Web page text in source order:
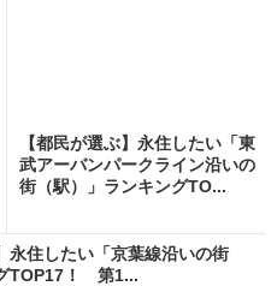
【都民が選ぶ】永住したい「東
武アーバンパークライン沿いの
街（駅）」ランキングTO...
永住したい「京葉線沿いの街
TOP17！ 第1...